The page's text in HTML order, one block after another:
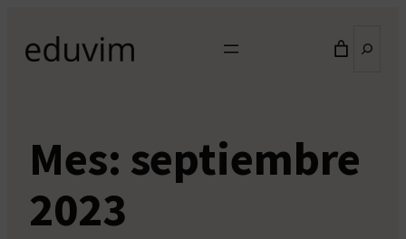
contenido
Mes: septiembre
2023